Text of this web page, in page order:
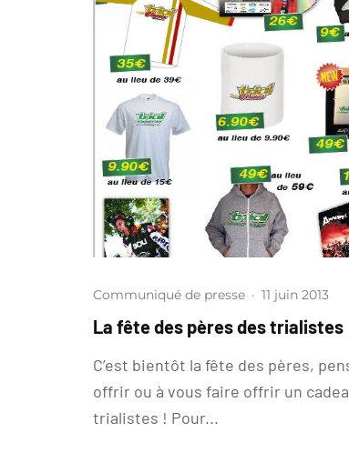
Communiqué de presse · 11 juin 2013
La fête des pères des trialistes
C’est bientôt la fête des pères,
offrir ou à vous faire offrir un
trialistes ! Pour...